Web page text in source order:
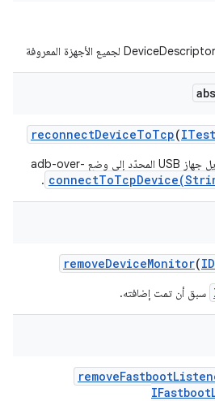
reconnectDeviceToTcp(ITest
طريقة مساعدة تعمل على تبديل جهاز USB المحدّد إلى وضع adb-over-
.
removeDeviceMonitor(
سبق أن تمت إضافته.
removeFastboot
IFastboot